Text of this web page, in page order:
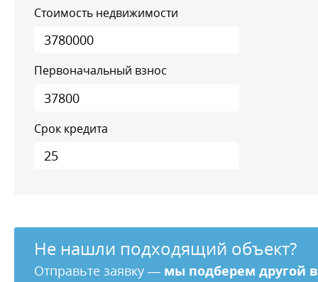
Стоимость недвижимости
Первоначальный взнос
Срок кредита
Не нашли подходящий объект?
Отправьте заявку — мы подберем другой